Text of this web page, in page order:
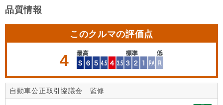
品質情報
このクルマの評価点
4
自動車公正取引協議会 監修